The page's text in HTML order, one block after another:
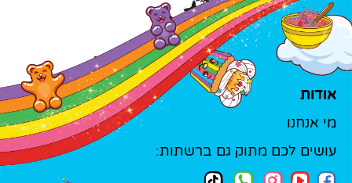
אודות
מי אנחנו
עושים לכם מתוק גם ברשתות: